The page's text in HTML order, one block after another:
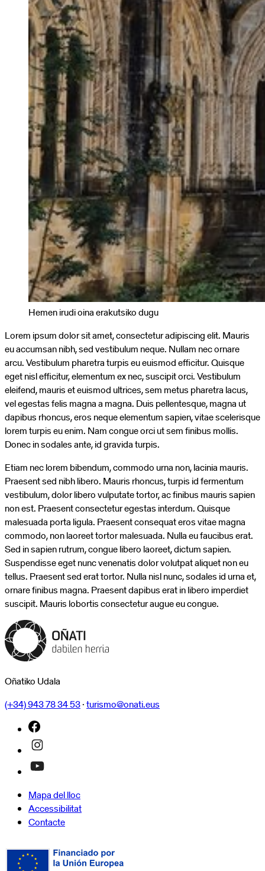
convallis
Curabitur
laoreet,
fermentum
maximus
purus.
Hemen irudi oina erakutsiko dugu
Lorem ipsum dolor sit amet, consectetur adipiscing elit. Mauris
eu accumsan nibh, sed vestibulum neque. Nullam nec ornare
arcu. Vestibulum pharetra turpis eu euismod efficitur. Quisque
eget nisl efficitur, elementum ex nec, suscipit orci. Vestibulum
eleifend, mauris et euismod ultrices, sem metus pharetra lacus,
vel egestas felis magna a magna. Duis pellentesque, magna ut
dapibus rhoncus, eros neque elementum sapien, vitae scelerisque
lorem turpis eu enim. Nam congue orci ut sem finibus mollis.
Donec in sodales ante, id gravida turpis.
Etiam nec lorem bibendum, commodo urna non, lacinia mauris.
Praesent sed nibh libero. Mauris rhoncus, turpis id fermentum
vestibulum, dolor libero vulputate tortor, ac finibus mauris sapien
non est. Praesent consectetur egestas interdum. Quisque
malesuada porta ligula. Praesent consequat eros vitae magna
commodo, non laoreet tortor malesuada. Nulla eu faucibus erat.
Sed in sapien rutrum, congue libero laoreet, dictum sapien.
Suspendisse eget nunc venenatis dolor volutpat aliquet non eu
tellus. Praesent sed erat tortor. Nulla nisl nunc, sodales id urna et,
ornare finibus magna. Praesent dapibus erat in libero imperdiet
suscipit. Mauris lobortis consectetur augue eu congue.
Oñatiko Udala
(+34) 943 78 34 53·turismo@onati.eus
Mapa del lloc
Accessibilitat
Contacte